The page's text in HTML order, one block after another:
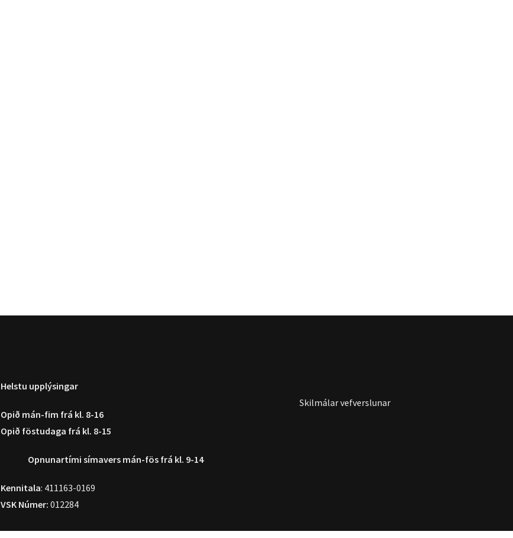
Helstu upplýsingar
Opið mán-fim frá kl. 8-16
Opið föstudaga frá kl. 8-15
Opnunartími símavers mán-fös frá kl. 9-14
Kennitala: 411163-0169
VSK Númer: 012284
Skilmálar vefverslunar